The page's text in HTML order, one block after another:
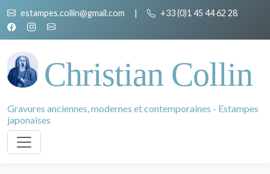
estampes.collin@gmail.com | +33 (0)1 45 44 62 28
Christian Collin
Gravures anciennes, modernes et contemporaines - Estampes
japonaises